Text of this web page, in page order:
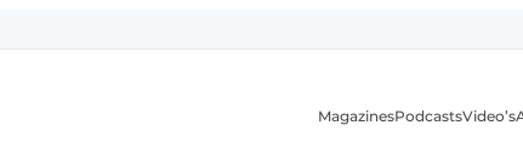
MagazinesPodcastsVideo’s